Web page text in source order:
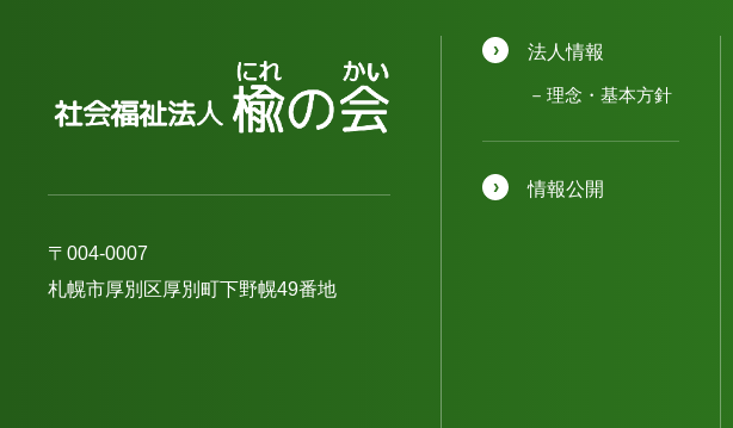
〒004-0007
札幌市厚別区厚別町下野幌49番地
法人情報
理念・基本方針
情報公開